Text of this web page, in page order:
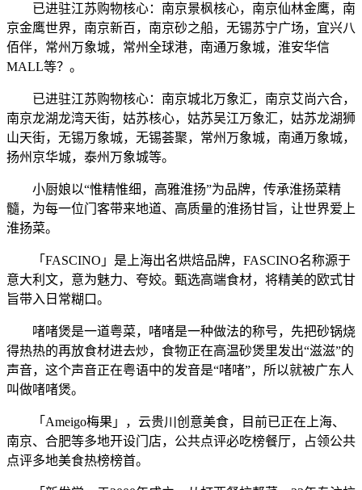
已进驻江苏购物核心：南京景枫核心，南京仙林金鹰，南
京金鹰世界，南京新百，南京砂之船，无锡苏宁广场，宜兴八
佰伴，常州万象城，常州全球港，南通万象城，淮安华信
MALL等？。
已进驻江苏购物核心：南京城北万象汇，南京艾尚六合，
南京龙湖龙湾天街，姑苏核心，姑苏吴江万象汇，姑苏龙湖狮
山天街，无锡万象城，无锡荟聚，常州万象城，南通万象城，
扬州京华城，泰州万象城等。
小厨娘以“惟精惟细，高雅淮扬”为品牌，传承淮扬菜精
髓，为每一位门客带来地道、高质量的淮扬甘旨，让世界爱上
淮扬菜。
「FASCINO」是上海出名烘焙品牌，FASCINO名称源于
意大利文，意为魅力、夸姣。甄选高端食材，将精美的欧式甘
旨带入日常糊口。
啫啫煲是一道粤菜，啫啫是一种做法的称号，先把砂锅烧
得热热的再放食材进去炒，食物正在高温砂煲里发出“滋滋”的
声音，这个声音正在粤语中的发音是“啫啫”，所以就被广东人
叫做啫啫煲。
「Ameigo梅果」，云贵川创意美食，目前已正在上海、
南京、合肥等多地开设门店，公共点评必吃榜餐厅，占领公共
点评多地美食热榜榜首。